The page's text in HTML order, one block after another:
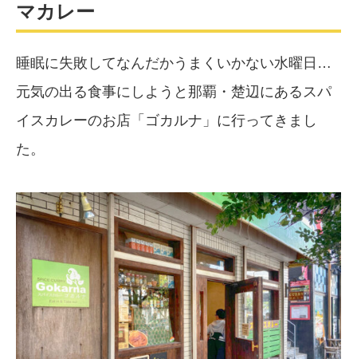
マカレー
睡眠に失敗してなんだかうまくいかない水曜日…
元気の出る食事にしようと那覇・楚辺にあるスパ
イスカレーのお店「ゴカルナ」に行ってきまし
た。